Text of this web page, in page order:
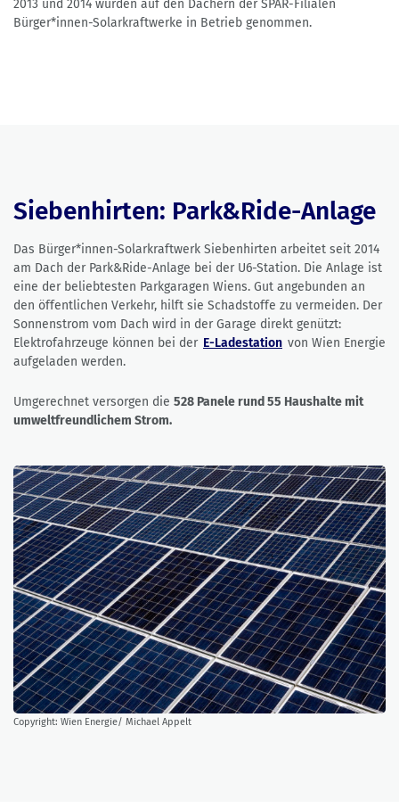
2013 und 2014 wurden auf den Dächern der SPAR-Filialen
Bürger*innen-Solarkraftwerke in Betrieb genommen.
Siebenhirten: Park&Ride-Anlage
Das Bürger*innen-Solarkraftwerk Siebenhirten arbeitet seit 2014
am Dach der Park&Ride-Anlage bei der U6-Station. Die Anlage ist
eine der beliebtesten Parkgaragen Wiens. Gut angebunden an
den öffentlichen Verkehr, hilft sie Schadstoffe zu vermeiden. Der
Sonnenstrom vom Dach wird in der Garage direkt genützt:
Elektrofahrzeuge können bei der E-Ladestation von Wien Energie
aufgeladen werden.
Umgerechnet versorgen die 528 Panele rund 55 Haushalte mit
umweltfreundlichem Strom.
Copyright: Wien Energie/ Michael Appelt